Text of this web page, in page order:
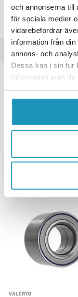
och annonserna till
för sociala medier
vidarebefordrar
information från
annons- och
Dessa kan i sin tur
information som
Specifikationer
Recensioner
Frågor och svar
Leverans- &
Relaterade
VALERYD